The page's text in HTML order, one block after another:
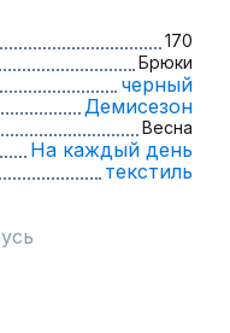
170
Брюки
черный
Демисезон
Весна
На каждый день
текстиль